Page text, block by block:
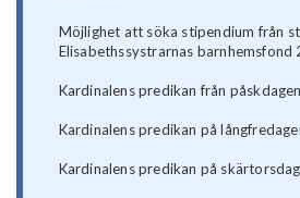
Möjlighet att söka stipendium från
Elisabethssystrarnas barnhemsfond
Kardinalens predikan från påskdagen
Kardinalens predikan på
Kardinalens predikan på